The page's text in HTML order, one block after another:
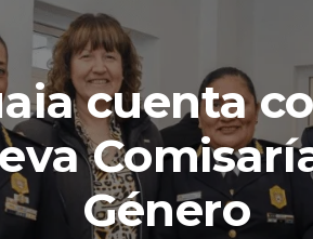
cuenta
Género